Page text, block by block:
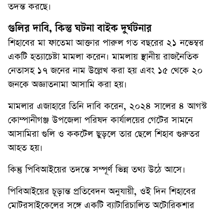
তদন্ত করছে।
গুলির দাবি, কিন্তু ঘটনা বাইক দুর্ঘটনার
শিহাবের মা ফাতেমা আক্তার পারুল গত বছরের ২১ নভেম্বর
একটি হত্যাচেষ্টা মামলা করেন। মামলায় স্থানীয় রাজনৈতিক
নেতাসহ ১৭ জনের নাম উল্লেখ করা হয় এবং ১৫ থেকে ২০
জনকে অজ্ঞাতনামা আসামি করা হয়।
মামলার এজাহারে তিনি দাবি করেন, ২০২৪ সালের ৪ আগস্ট
কোম্পানীগঞ্জ উপজেলা পরিষদ কার্যালয়ের গেটের সামনে
আসামিরা গুলি ও ককটেল ছুড়লে তার ছেলে শিহাব গুরুতর
আহত হয়।
কিন্তু পিবিআইয়ের তদন্তে সম্পূর্ণ ভিন্ন তথ্য উঠে আসে।
পিবিআইয়ের চূড়ান্ত প্রতিবেদন অনুযায়ী, ওই দিন শিহাবের
মোটরসাইকেলের সঙ্গে একটি ব্যাটারিচালিত অটোরিকশার